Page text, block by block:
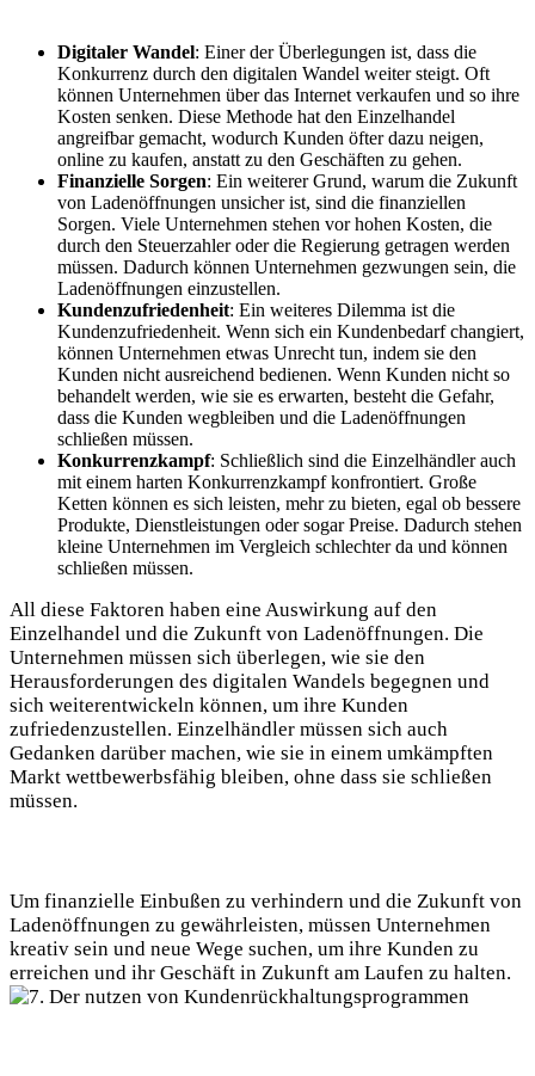
Digitaler Wandel: Einer der Überlegungen ist, dass die
Konkurrenz durch den digitalen Wandel weiter steigt. Oft
können Unternehmen über das Internet verkaufen und so ihre
Kosten senken. Diese Methode hat den Einzelhandel
angreifbar gemacht, wodurch Kunden öfter dazu neigen,
online zu kaufen, anstatt zu den Geschäften zu gehen.
Finanzielle Sorgen: Ein weiterer Grund, warum die Zukunft
von Ladenöffnungen unsicher ist, sind die finanziellen
Sorgen. Viele Unternehmen stehen vor hohen Kosten, die
durch den Steuerzahler oder die Regierung getragen werden
müssen. Dadurch können Unternehmen gezwungen sein, die
Ladenöffnungen einzustellen.
Kundenzufriedenheit: Ein weiteres Dilemma ist die
Kundenzufriedenheit. Wenn sich ein Kundenbedarf changiert,
können Unternehmen etwas Unrecht tun, indem sie den
Kunden nicht ausreichend bedienen. Wenn Kunden nicht so
behandelt werden, wie sie es erwarten, besteht die Gefahr,
dass die Kunden wegbleiben und die Ladenöffnungen
schließen müssen.
Konkurrenzkampf: Schließlich sind die Einzelhändler auch
mit einem harten Konkurrenzkampf konfrontiert. Große
Ketten können es sich leisten, mehr zu bieten, egal ob bessere
Produkte, Dienstleistungen oder sogar Preise. Dadurch stehen
kleine Unternehmen im Vergleich schlechter da und können
schließen müssen.
All diese Faktoren haben eine Auswirkung auf den
Einzelhandel und die Zukunft von Ladenöffnungen. Die
Unternehmen müssen sich überlegen, wie sie den
Herausforderungen des digitalen Wandels begegnen und
sich weiterentwickeln können, um ihre Kunden
zufriedenzustellen. Einzelhändler müssen sich auch
Gedanken darüber machen, wie sie in einem umkämpften
Markt wettbewerbsfähig bleiben, ohne dass sie schließen
müssen.
Um finanzielle Einbußen zu verhindern und die Zukunft von
Ladenöffnungen zu gewährleisten, müssen Unternehmen
kreativ sein und neue Wege suchen, um ihre Kunden zu
erreichen und ihr Geschäft in Zukunft am Laufen zu halten.